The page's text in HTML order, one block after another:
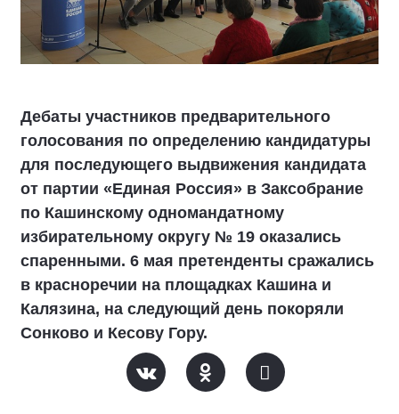
Дебаты участников предварительного
голосования по определению кандидатуры
для последующего выдвижения кандидата
от партии «Единая Россия» в Заксобрание
по Кашинскому одномандатному
избирательному округу № 19 оказались
спаренными. 6 мая претенденты сражались
в красноречии на площадках Кашина и
Калязина, на следующий день покоряли
Сонково и Кесову Гору.